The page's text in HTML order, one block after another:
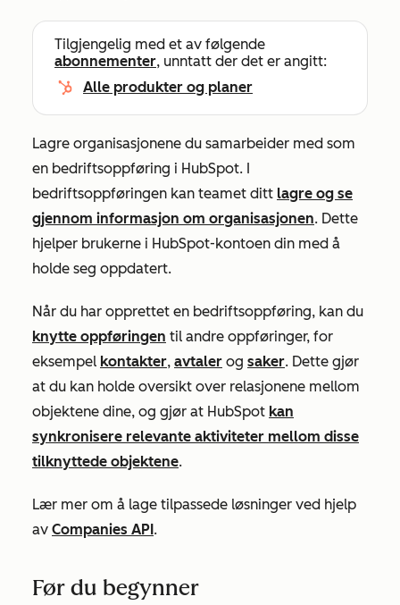
Tilgjengelig med et av følgende
abonnementer, unntatt der det er angitt:
Alle produkter og planer
Lagre organisasjonene du samarbeider med som
en bedriftsoppføring i HubSpot. I
bedriftsoppføringen kan teamet ditt lagre og se
gjennom informasjon om organisasjonen. Dette
hjelper brukerne i HubSpot-kontoen din med å
holde seg oppdatert.
Når du har opprettet en bedriftsoppføring, kan du
knytte oppføringen til andre oppføringer, for
eksempel kontakter, avtaler og saker. Dette gjør
at du kan holde oversikt over relasjonene mellom
objektene dine, og gjør at HubSpot kan
synkronisere relevante aktiviteter mellom disse
tilknyttede objektene.
Lær mer om å lage tilpassede løsninger ved hjelp
av Companies API.
Før du begynner